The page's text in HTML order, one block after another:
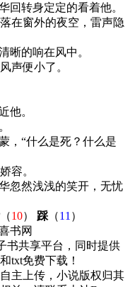
转身定定的看着他。
窗外的夜空，雷声隐
的响在风中。
便小了。
他。
“什么是死？什么是
容。
然浅浅的笑开，无忧
（10） 踩 （11 ）
书网
书共享平台，同时提供
txt免费下载！
主上传，小说版权归其